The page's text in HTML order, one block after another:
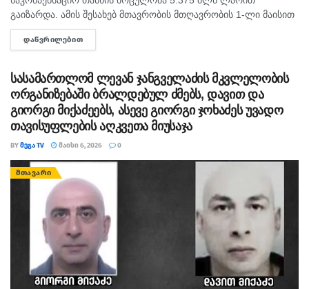
გაიზარდა. ამის შესახებ მთავრობის მთღავრობის 1-ლი მაისით
დათარიღებული განკარგულებიდან ხდება ცნობილი,
რომლითაც ცვლილება 19 მარტის დოკუმენტში შევიდა.
ᲓᲐᲬᲕᲠᲘᲚᲔᲑᲘᲗ
სასამართლომ ლევან ჯანგველაძის მკვლელობის
ორგანიზებაში ბრალდებულ ძმებს, დავით და
გიორგი მიქაძეებს, ასევე გიორგი ჯოხაძეს უვადო
თავისუფლების აღკვეთა მიუსაჯა
BYᲛᲔᲒᲐ TV ᲛᲐᲘᲡᲘ 6, 2026 0
ᲛᲗᲐᲕᲐᲠᲘ